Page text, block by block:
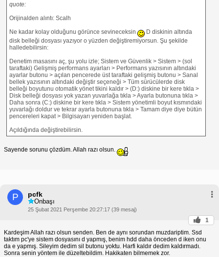
quote:
Orijinalden alıntı: Scalh
Ne kadar kolay olduğunu görünce sevineceksin
D diskinin altında
disk belleği dosyası yazıyor o yüzden değiştiremiyorsun. Şu şekilde
halledebilirsin:
Denetim masasını aç, şu yolu izle; Sistem ve Güvenlik > Sistem > (sol
taraftaki) Gelişmiş performans ayarları > Performans yazısının altındaki
ayarlar butonu > açılan pencerede üst taraftaki gelişmiş butonu > Sanal
bellek yazısının altındaki değiştir seçeneği > Tüm sürücülerde disk
belleği boyutunu otomatik yönet tikini kaldır > (D:) diskine bir kere tıkla >
Disk belleği dosyası yok yazan yuvarlağa tıkla > Ayarla butonuna tıkla >
Daha sonra (C:) diskine bir kere tıkla > Sistem yönetimli boyut kısmındaki
yuvarlağı doldur ve tekrar ayarla butonuna tıkla > Tamam diye diye bütün
pencereleri kapat > Bilgisayarı yeniden başlat.
Açıldığında değiştirebilirsin.
Sayende sorunu çözdüm. Allah razı olsun.
P pcfk
Onbaşı
25 Şubat 2021 Perşembe 20:27:17 (39 mesaj)
1
Kardeşim Allah razı olsun senden. Ben de aynı sorundan muzdariptim. Ssd
taktım pc'ye sistem dosyasını d yapmış, benim hdd daha önceden d iken onu
da e yapmış. Sileyim dedim sil butonu yoktu. Harfi kaldır dedim kaldırmadı.
Sonra senin yöntem ile düzeltebildim. Hakikaten bilmemek zor.